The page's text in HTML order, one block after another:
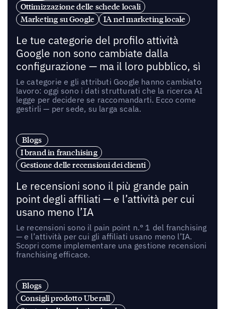
Ottimizzazione delle schede locali
Marketing su Google
IA nel marketing locale
Le tue categorie del profilo attività
Google non sono cambiate dalla
configurazione — ma il loro pubblico, sì
Le categorie e gli attributi Google hanno cambiato
lavoro: oggi sono i dati strutturati che la ricerca AI
legge per decidere se raccomandarti. Ecco come
gestirli — per sede, su larga scala.
Blogs
I brand in franchising
Gestione delle recensioni dei clienti
Le recensioni sono il più grande pain
point degli affiliati — e l’attività per cui
usano meno l’IA
Le recensioni sono il pain point n.° 1 del franchising
— e l’attività per cui gli affiliati usano meno l’IA.
Scopri come implementare una gestione recensioni
franchising efficace.
Blogs
Consigli prodotto Uberall